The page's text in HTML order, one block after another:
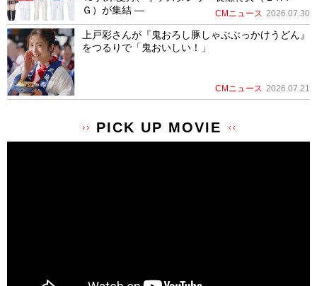
Ｇ）が集結 ―
CMニュース 2026.07.30
上戸彩さんが『鬼おろし豚しゃぶぶっかけうどん』
をつるりで「鬼おいしい！」
CMニュース 2026.07.21
PICK UP MOVIE